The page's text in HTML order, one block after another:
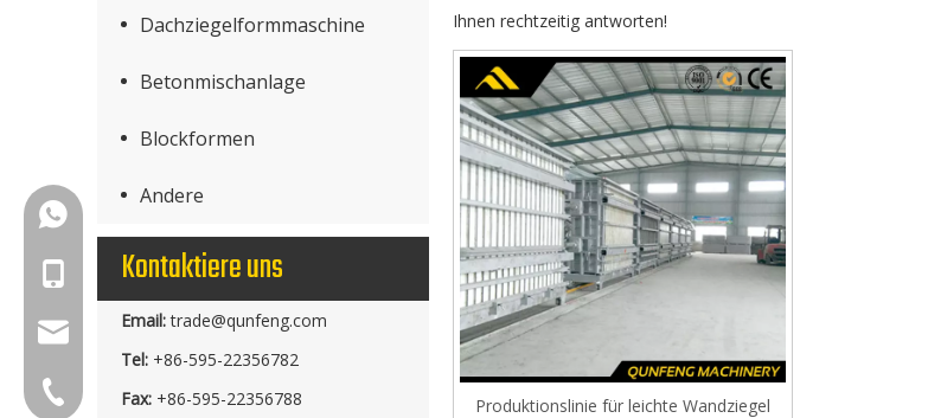
Dachziegelformmaschine
Betonmischanlage
Blockformen
Andere
Kontaktiere uns
Email: trade@qunfeng.com
Tel: +86-595-22356782
Fax: +86-595-22356788
Ihnen rechtzeitig antworten!
Produktionslinie für leichte Wandziegel
+86-18150503129
group@qunfeng.com
+86-595 22356782